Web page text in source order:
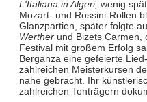
L'Italiana in Algeri, wenig
Mozart- und Rossini-Rollen
Glanzpartien, später folgte
Wertherund Bizets Carmen,
Festival mit großem Erfolg
Berganza eine gefeierte
zahlreichen Meisterkursen
nahe gebracht. Ihr
zahlreichen Tonträgern